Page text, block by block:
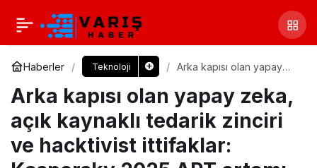
Haberler Teknoloji
Arka kapısı olan yapay
tedarik zinciri ve
hacktivist ittifaklar:
Kaspersky 2025 APT
ortamı için öngörülerini
paylaştı
Arka kapısı olan yapay zeka,
açık kaynaklı tedarik zinciri
ve hacktivist ittifaklar: